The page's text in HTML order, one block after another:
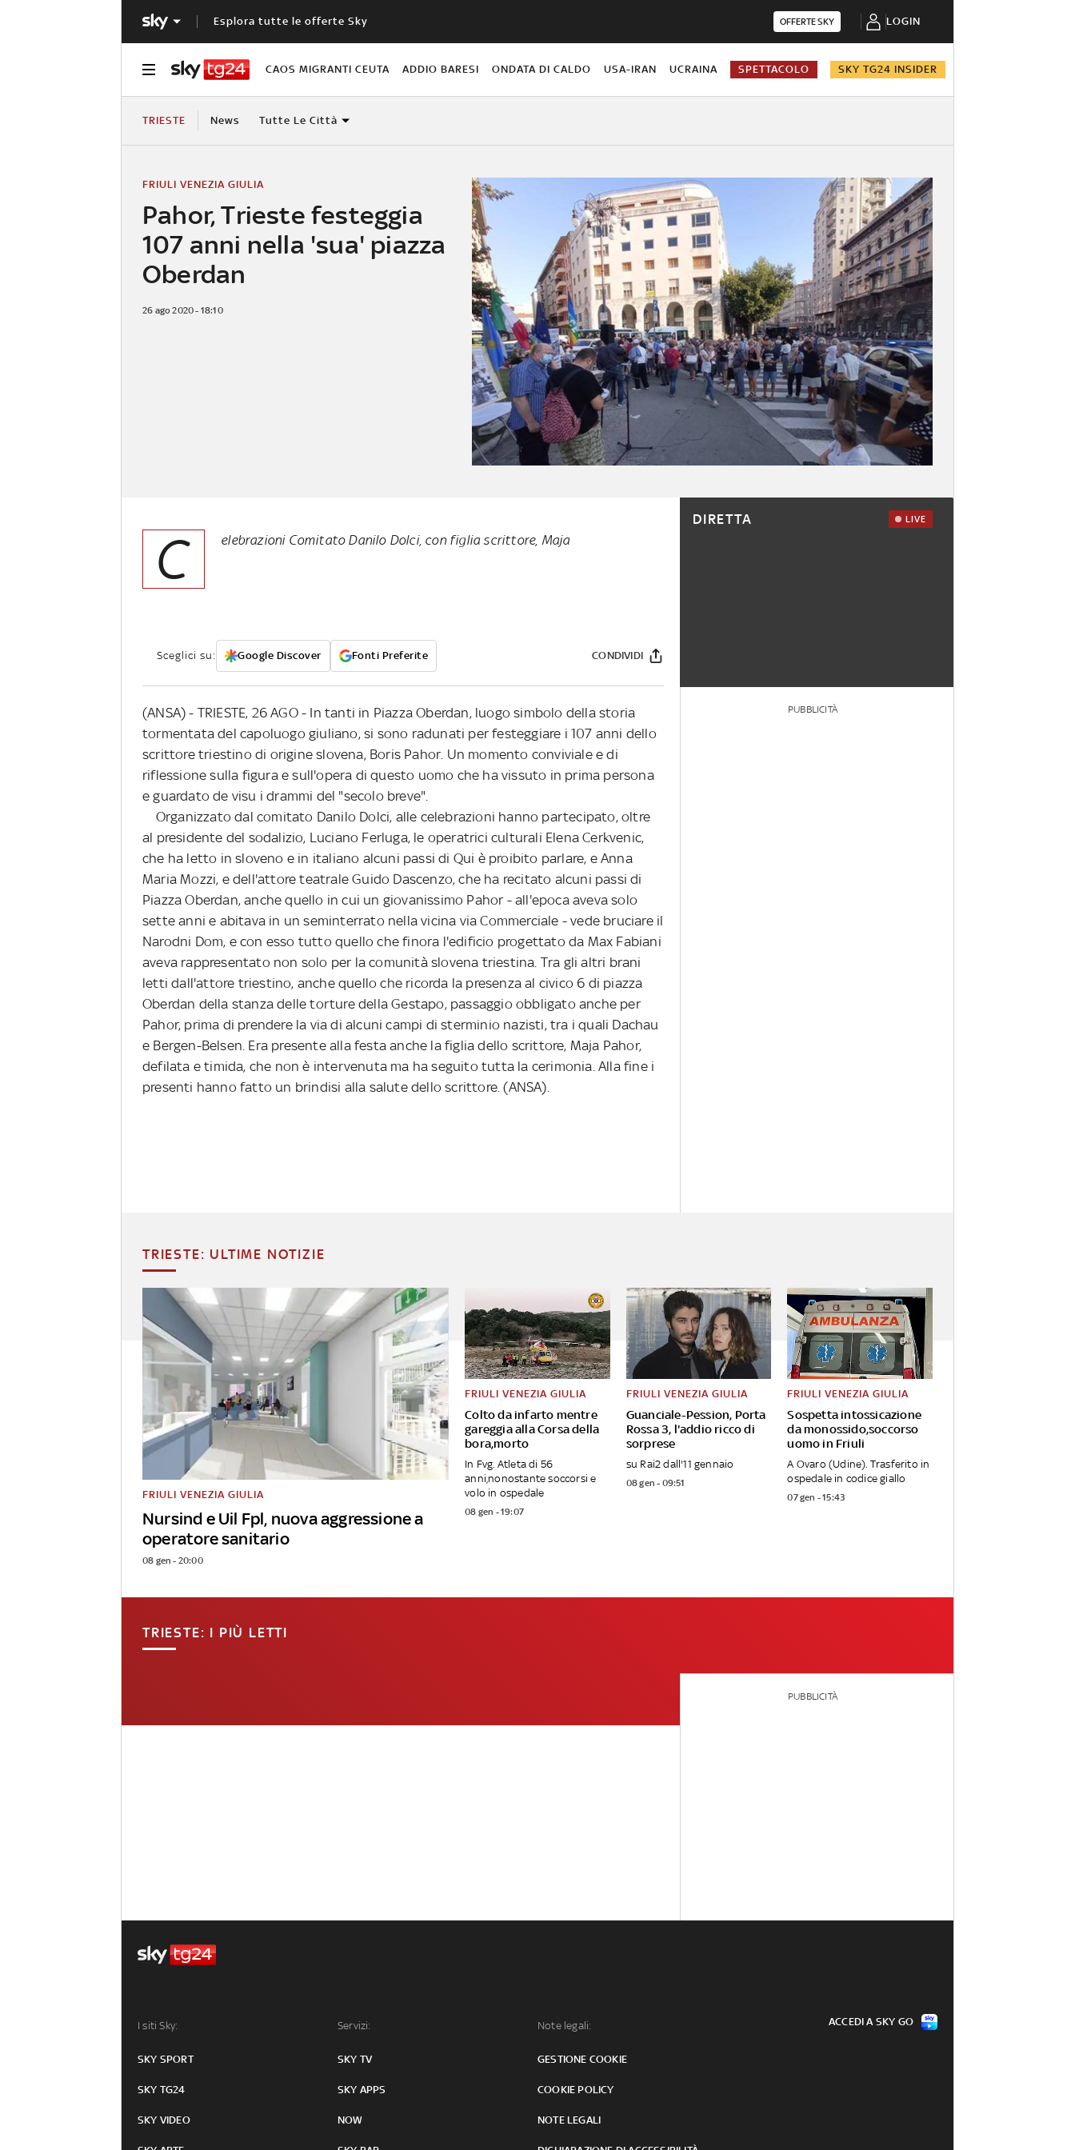
Esplora tutte le offerte Sky OFFERTE SKY LOGIN
CAOS MIGRANTI CEUTA ADDIO BARESI ONDATA DI CALDO USA-IRAN UCRAINA SPETTACOLO SKY TG24 INSIDER
TRIESTE News Tutte Le Città
Pahor, Trieste festeggia
107 anni nella 'sua' piazza
Oberdan
FRIULI VENEZIA GIULIA
26 ago 2020 - 18:10
C elebrazioni Comitato Danilo Dolci, con figlia scrittore, Maja
Sceglici su: Google Discover Fonti Preferite CONDIVIDI
(ANSA) - TRIESTE, 26 AGO - In tanti in Piazza Oberdan, luogo simbolo della storia
tormentata del capoluogo giuliano, si sono radunati per festeggiare i 107 anni dello
scrittore triestino di origine slovena, Boris Pahor. Un momento conviviale e di
riflessione sulla figura e sull'opera di questo uomo che ha vissuto in prima persona
e guardato de visu i drammi del "secolo breve".
Organizzato dal comitato Danilo Dolci, alle celebrazioni hanno partecipato, oltre
al presidente del sodalizio, Luciano Ferluga, le operatrici culturali Elena Cerkvenic,
che ha letto in sloveno e in italiano alcuni passi di Qui è proibito parlare, e Anna
Maria Mozzi, e dell'attore teatrale Guido Dascenzo, che ha recitato alcuni passi di
Piazza Oberdan, anche quello in cui un giovanissimo Pahor - all'epoca aveva solo
sette anni e abitava in un seminterrato nella vicina via Commerciale - vede bruciare il
Narodni Dom, e con esso tutto quello che finora l'edificio progettato da Max Fabiani
aveva rappresentato non solo per la comunità slovena triestina. Tra gli altri brani
letti dall'attore triestino, anche quello che ricorda la presenza al civico 6 di piazza
Oberdan della stanza delle torture della Gestapo, passaggio obbligato anche per
Pahor, prima di prendere la via di alcuni campi di sterminio nazisti, tra i quali Dachau
e Bergen-Belsen. Era presente alla festa anche la figlia dello scrittore, Maja Pahor,
defilata e timida, che non è intervenuta ma ha seguito tutta la cerimonia. Alla fine i
presenti hanno fatto un brindisi alla salute dello scrittore. (ANSA).
DIRETTA LIVE
PUBBLICITÀ
TRIESTE: ULTIME NOTIZIE
Nursind e Uil Fpl, nuova aggressione a
operatore sanitario
FRIULI VENEZIA GIULIA
08 gen - 20:00
Colto da infarto mentre
gareggia alla Corsa della
bora,morto
FRIULI VENEZIA GIULIA
In Fvg. Atleta di 56
anni,nonostante soccorsi e
volo in ospedale
08 gen - 19:07
Guanciale-Pession, Porta
Rossa 3, l'addio ricco di
sorprese
FRIULI VENEZIA GIULIA
su Rai2 dall'11 gennaio
08 gen - 09:51
Sospetta intossicazione
da monossido,soccorso
uomo in Friuli
FRIULI VENEZIA GIULIA
A Ovaro (Udine). Trasferito in
ospedale in codice giallo
07 gen - 15:43
TRIESTE: I PIÙ LETTI
PUBBLICITÀ
I siti Sky:
SKY SPORT
SKY TG24
SKY VIDEO
Servizi:
SKY TV
SKY APPS
NOW
Note legali:
GESTIONE COOKIE
COOKIE POLICY
NOTE LEGALI
ACCEDI A SKY GO